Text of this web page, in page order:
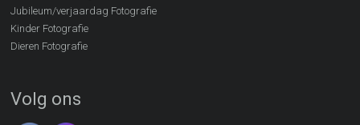
Jubileum/verjaardag Fotografie
Kinder Fotografie
Dieren Fotografie
Volg ons